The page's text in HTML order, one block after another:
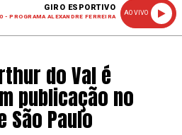
GIRO ESPORTIVO
- PROGRAMA ALEXANDRE FERREIRA
AO VIVO
do Val é
publicação no
São Paulo